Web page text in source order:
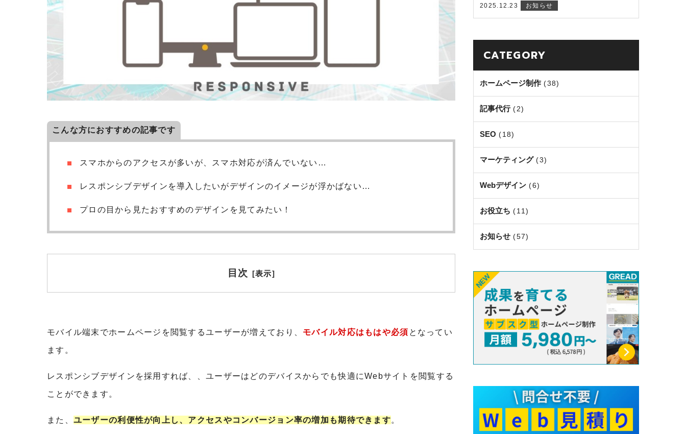
こんな方におすすめの記事です
スマホからのアクセスが多いが、スマホ対応が済んでいない…
レスポンシブデザインを導入したいがデザインのイメージが浮かばない…
プロの目から見たおすすめのデザインを見てみたい！
目次 [表示]
モバイル端末でホームページを閲覧するユーザーが増えており、 モバイル対応はもはや必須 となってい
ます。
レスポンシブデザインを採用すれば、、ユーザーはどのデバイスからでも快適にWebサイトを閲覧する
ことができます。
また、 ユーザーの利便性が向上し、アクセスやコンバージョン率の増加も期待できます。
2025.12.23 お知らせ
CATEGORY
ホームページ制作 (38)
記事代行(2)
SEO (18)
マーケティング(3)
Webデザイン (6)
お役立ち (11)
お知らせ (57)